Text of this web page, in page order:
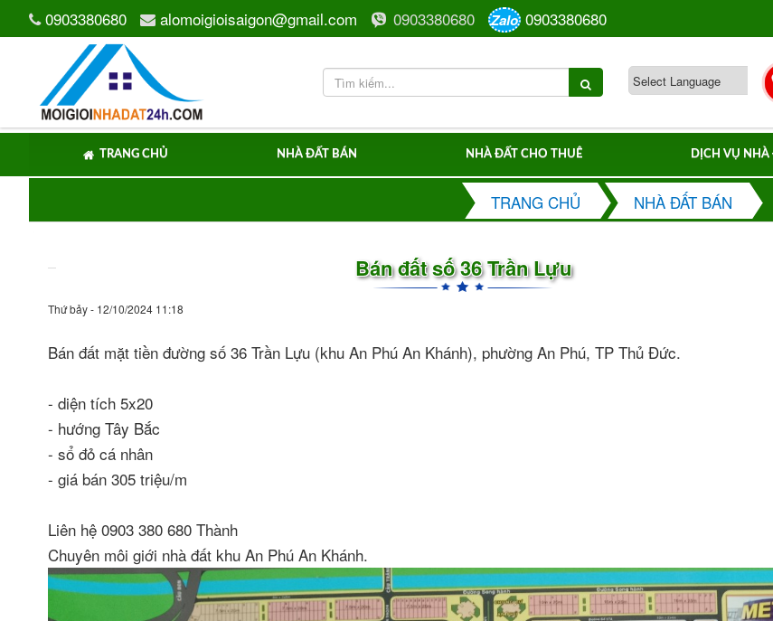
0903380680 alomoigioisaigon@gmail.com 0903380680 Zalo 0903380680
TRANG CHỦ NHÀ ĐẤT BÁN NHÀ ĐẤT CHO THUÊ DỊCH VỤ NHÀ
TRANG CHỦ NHÀ ĐẤT BÁN
Bán đất số 36 Trần Lựu
Thứ bảy - 12/10/2024 11:18
Bán đất mặt tiền đường số 36 Trần Lựu (khu An Phú An Khánh), phường An Phú, TP Thủ Đức.
- diện tích 5x20
- hướng Tây Bắc
- sổ đỏ cá nhân
- giá bán 305 triệu/m
Liên hệ 0903 380 680 Thành
Chuyên môi giới nhà đất khu An Phú An Khánh.